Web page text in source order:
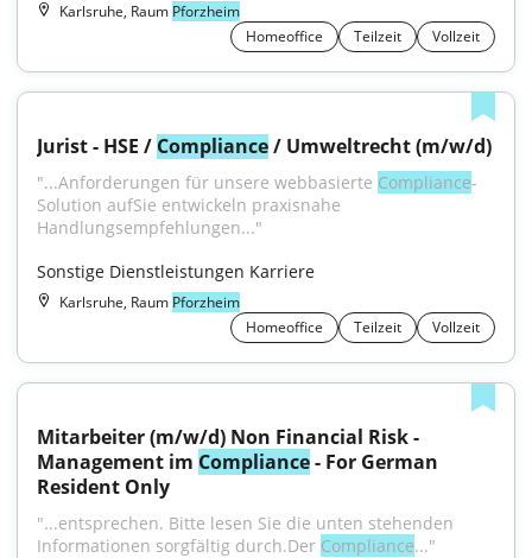
Karlsruhe, Raum Pforzheim
Homeoffice
Teilzeit Vollzeit
Jurist - HSE / Compliance / Umweltrecht (m/w/d)
"...Anforderungen für unsere webbasierte Compliance-
Solution aufSie entwickeln praxisnahe
Handlungsempfehlungen..."
Sonstige Dienstleistungen Karriere
Karlsruhe, Raum Pforzheim
Homeoffice
Teilzeit Vollzeit
Mitarbeiter (m/w/d) Non Financial Risk -
Management im Compliance - For German
Resident Only
"...entsprechen. Bitte lesen Sie die unten stehenden
Informationen sorgfältig durch.Der Compliance..."